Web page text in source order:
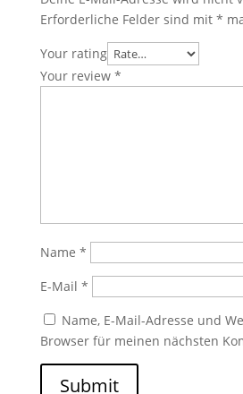
Erforderliche Felder sind mit *
Your rating
Your review *
Name *
E-Mail *
Name, E-Mail-Adresse und
Browser für meinen nächsten
Submit